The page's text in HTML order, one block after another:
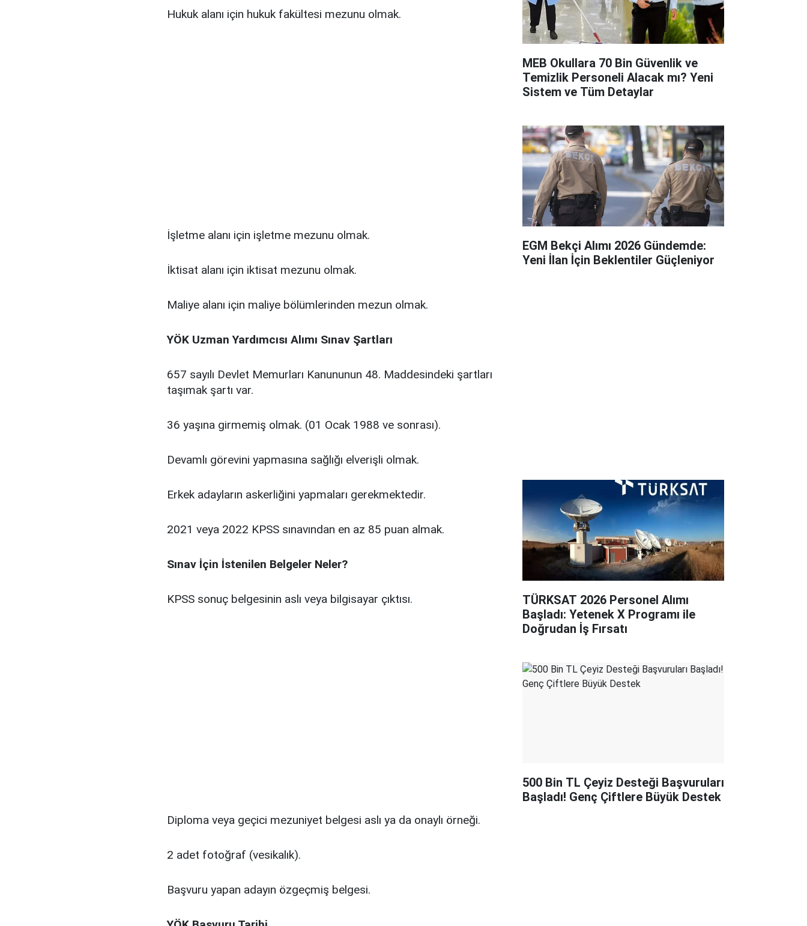
Hukuk alanı için hukuk fakültesi mezunu olmak.
İşletme alanı için işletme mezunu olmak.
İktisat alanı için iktisat mezunu olmak.
Maliye alanı için maliye bölümlerinden mezun olmak.
YÖK Uzman Yardımcısı Alımı Sınav Şartları
657 sayılı Devlet Memurları Kanununun 48. Maddesindeki şartları
taşımak şartı var.
36 yaşına girmemiş olmak. (01 Ocak 1988 ve sonrası).
Devamlı görevini yapmasına sağlığı elverişli olmak.
Erkek adayların askerliğini yapmaları gerekmektedir.
2021 veya 2022 KPSS sınavından en az 85 puan almak.
Sınav İçin İstenilen Belgeler Neler?
KPSS sonuç belgesinin aslı veya bilgisayar çıktısı.
Diploma veya geçici mezuniyet belgesi aslı ya da onaylı örneği.
2 adet fotoğraf (vesikalık).
Başvuru yapan adayın özgeçmiş belgesi.
MEB Okullara 70 Bin Güvenlik ve
Temizlik Personeli Alacak mı? Yeni
Sistem ve Tüm Detaylar
EGM Bekçi Alımı 2026 Gündemde:
Yeni İlan İçin Beklentiler Güçleniyor
TÜRKSAT 2026 Personel Alımı
Başladı: Yetenek X Programı ile
Doğrudan İş Fırsatı
500 Bin TL Çeyiz Desteği Başvuruları
Başladı! Genç Çiftlere Büyük Destek